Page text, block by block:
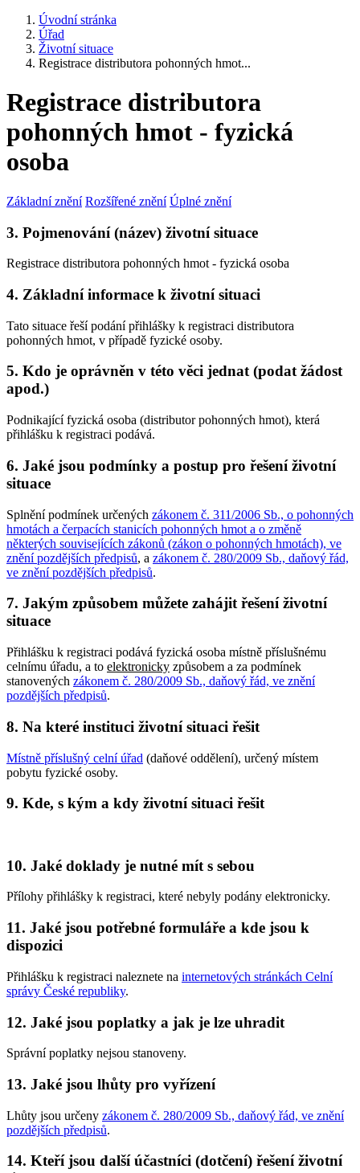
Úvodní stránka
Úřad
Životní situace
Registrace distributora pohonných hmot...
Registrace distributora
pohonných hmot - fyzická
osoba
Základní znění Rozšířené znění Úplné znění
3. Pojmenování (název) životní situace
Registrace distributora pohonných hmot - fyzická osoba
4. Základní informace k životní situaci
Tato situace řeší podání přihlášky k registraci distributora
pohonných hmot, v případě fyzické osoby.
5. Kdo je oprávněn v této věci jednat (podat žádost
apod.)
Podnikající fyzická osoba (distributor pohonných hmot), která
přihlášku k registraci podává.
6. Jaké jsou podmínky a postup pro řešení životní
situace
Splnění podmínek určených zákonem č. 311/2006 Sb., o pohonných
hmotách a čerpacích stanicích pohonných hmot a o změně
některých souvisejících zákonů (zákon o pohonných hmotách), ve
znění pozdějších předpisů, a zákonem č. 280/2009 Sb., daňový řád,
ve znění pozdějších předpisů.
7. Jakým způsobem můžete zahájit řešení životní
situace
Přihlášku k registraci podává fyzická osoba místně příslušnému
celnímu úřadu, a to elektronicky způsobem a za podmínek
stanovených zákonem č. 280/2009 Sb., daňový řád, ve znění
pozdějších předpisů.
8. Na které instituci životní situaci řešit
Místně příslušný celní úřad (daňové oddělení), určený místem
pobytu fyzické osoby.
9. Kde, s kým a kdy životní situaci řešit
10. Jaké doklady je nutné mít s sebou
Přílohy přihlášky k registraci, které nebyly podány elektronicky.
11. Jaké jsou potřebné formuláře a kde jsou k
dispozici
Přihlášku k registraci naleznete na internetových stránkách Celní
správy České republiky.
12. Jaké jsou poplatky a jak je lze uhradit
Správní poplatky nejsou stanoveny.
13. Jaké jsou lhůty pro vyřízení
Lhůty jsou určeny zákonem č. 280/2009 Sb., daňový řád, ve znění
pozdějších předpisů.
14. Kteří jsou další účastníci (dotčení) řešení životní